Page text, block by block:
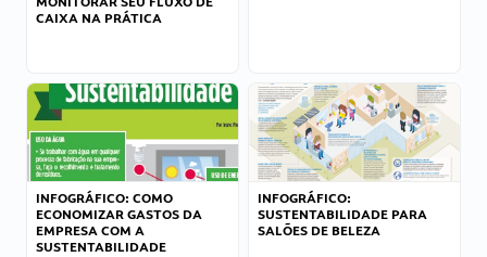
CAIXA NA PRÁTICA
INFOGRÁFICO: COMO
ECONOMIZAR GASTOS DA
EMPRESA COM A
SUSTENTABILIDADE
INFOGRÁFICO:
SUSTENTABILIDADE PARA
SALÕES DE BELEZA